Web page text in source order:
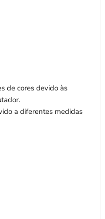
de cores devido às
a diferentes medidas